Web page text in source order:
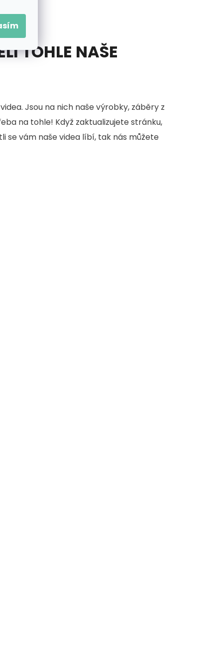
TOHLE NAŠE
Jsou na nich naše výrobky, záběry z
na tohle! Když zaktualizujete stránku,
se vám naše videa líbí, tak nás můžete